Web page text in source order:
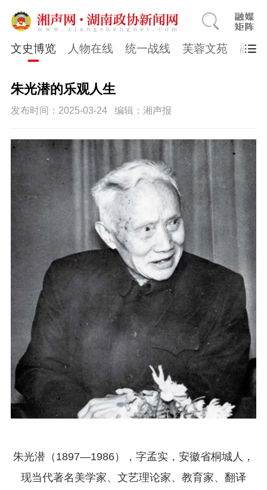
文史博览 人物在线 统一战线 芙蓉文苑 融媒
朱光潜的乐观人生
发布时间：2025-03-24 编辑：湘声报
朱光潜（1897—1986），字孟实，安徽省桐城人，
现当代著名美学家、文艺理论家、教育家、翻译